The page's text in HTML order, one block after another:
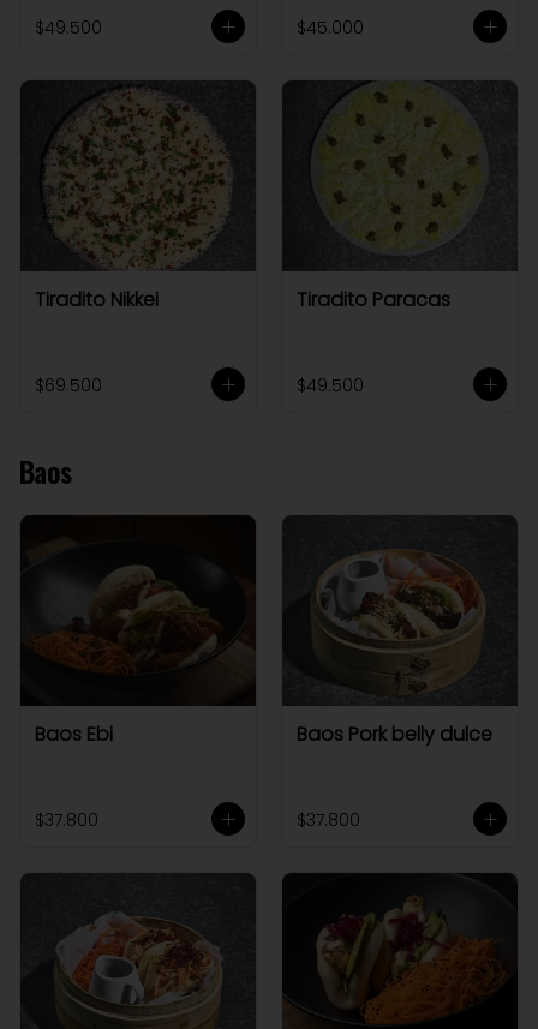
$49.500 $45.000
Tiradito Nikkei
$69.500
Tiradito Paracas
$49.500
Baos
Baos Ebi
$37.800
Baos Pork belly dulce
$37.800